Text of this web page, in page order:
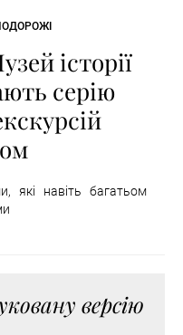
історії
серію
які навіть багатьом
версію